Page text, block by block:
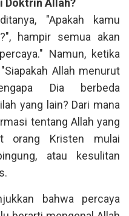
Doktrin Allah?
"Apakah kamu
hampir semua akan
Namun, ketika
Allah menurut
Dia berbeda
yang lain? Dari mana
tentang Allah yang
orang Kristen mulai
atau kesulitan
bahwa percaya